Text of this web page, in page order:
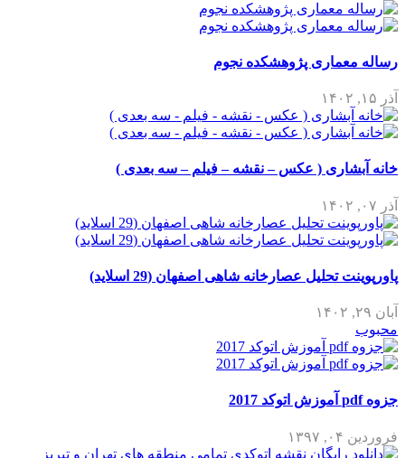
رساله معماری پژوهشکده نجوم
آذر ۱۵, ۱۴۰۲
خانه آبشاری ( عکس – نقشه – فیلم – سه بعدی )
آذر ۰۷, ۱۴۰۲
پاورپوینت تحلیل عصارخانه شاهی اصفهان (29 اسلاید)
آبان ۲۹, ۱۴۰۲
محبوب
جزوه pdf آموزش اتوکد 2017
فروردین ۰۴, ۱۳۹۷